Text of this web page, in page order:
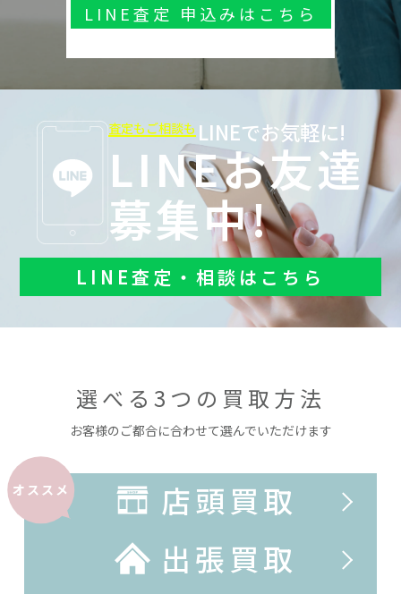
LINE査定 申込みはこちら
査定もご相談も LINEでお気軽に!
LINEお友達
募集中!
LINE査定・相談はこちら
選べる3つの買取方法
お客様のご都合に合わせて選んでいただけます
オススメ
店頭買取
出張買取